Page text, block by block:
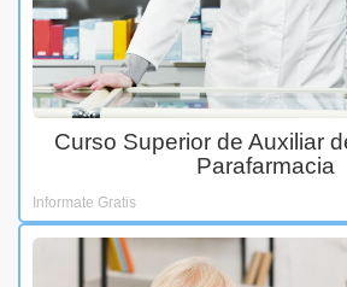
Curso Superior de Auxiliar
Parafarmacia
Informate Gratis